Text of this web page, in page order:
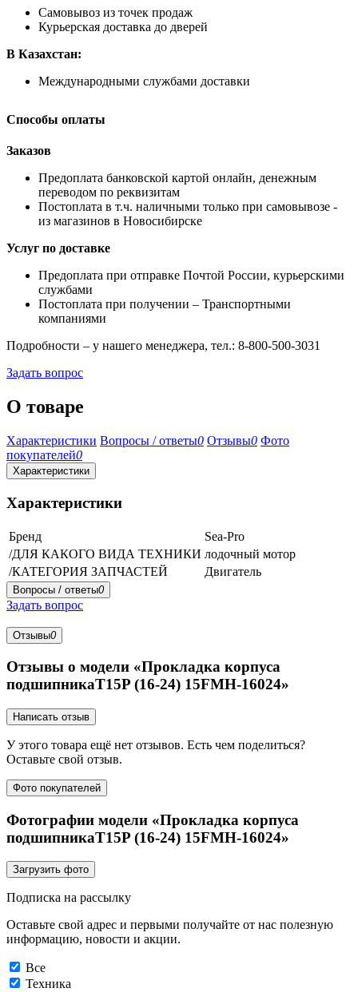
Самовывоз из точек продаж
Курьерская доставка до дверей
В Казахстан:
Международными службами доставки
Способы оплаты
Заказов
Предоплата банковской картой онлайн, денежным
переводом по реквизитам
Постоплата в т.ч. наличными только при самовывозе -
из магазинов в Новосибирске
Услуг по доставке
Предоплата при отправке Почтой России, курьерскими
службами
Постоплата при получении – Транспортными
компаниями
Подробности – у нашего менеджера, тел.: 8-800-500-3031
Задать вопрос
О товаре
Характеристики Вопросы / ответы0 Отзывы0 Фото
покупателей0
Характеристики
Характеристики
Бренд
Sea-Pro
/ДЛЯ КАКОГО ВИДА ТЕХНИКИ лодочный мотор
/КАТЕГОРИЯ ЗАПЧАСТЕЙ
Двигатель
Вопросы / ответы0
Задать вопрос
Отзывы0
Отзывы о модели «Прокладка корпуса
подшипникаT15P (16-24) 15FMH-16024»
Написать отзыв
У этого товара ещё нет отзывов. Есть чем поделиться?
Оставьте свой отзыв.
Фото покупателей
Фотографии модели «Прокладка корпуса
подшипникаT15P (16-24) 15FMH-16024»
Загрузить фото
Подписка на рассылку
Оставьте свой адрес и первыми получайте от нас полезную
информацию, новости и акции.
Все
Техника